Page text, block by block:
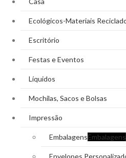
Ecológicos-Materiais
Escritório
Festas e Eventos
Líquidos
Mochilas, Sacos e Bolsas
Impressão
EmbalagensEmbalagens
Envelopes